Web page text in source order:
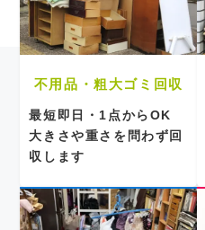
不用品・粗大ゴミ回収
最短即日・1点からOK
大きさや重さを問わず回
収します